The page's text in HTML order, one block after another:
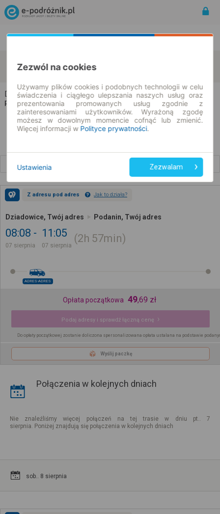
07.08.2026 | -- : --
Dziadowice → Podanin
Rozkład jazdy i bilety
Z adresu pod adres Jak to działa?
Dziadowice, Twój adres Podanin, Twój adres
08:08
07 sierpnia
11:05
07 sierpnia
2h 57min
ADRES-ADRES
Opłata początkowa 49,69 zł
Podaj adresy i sprawdź łączną cenę
Do opłaty początkowej zostanie doliczona spersonalizowana opłata ustalana na podstawie
Wyślij paczkę
Połączenia w kolejnych dniach
Nie znaleźliśmy więcej połączeń na tej trasie w dniu pt.. 7
sierpnia. Poniżej znajdują się połączenia w kolejnych dniach
sob.. 8 sierpnia
Zezwól na cookies
Używamy plików cookies i podobnych technologii w celu
świadczenia i ciągłego ulepszania naszych usług oraz
prezentowania promowanych usług zgodnie z
zainteresowaniami użytkowników. Wyrażoną zgodę
możesz w dowolnym momencie cofnąć lub zmienić.
Więcej informacji w Polityce prywatności.
Ustawienia Zezwalam